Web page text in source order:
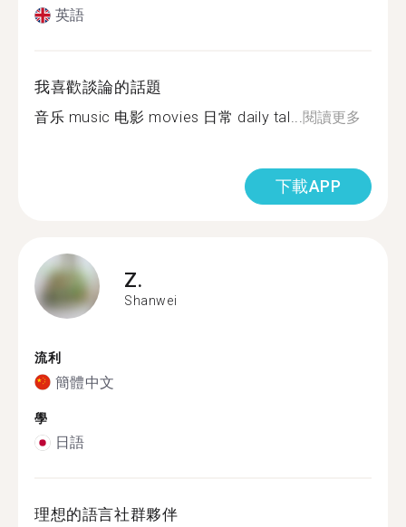
英語
我喜歡談論的話題
音乐 music 电影 movies 日常 daily tal...閱讀更多
下載APP
Z.
Shanwei
流利
簡體中文
學
日語
理想的語言社群夥伴